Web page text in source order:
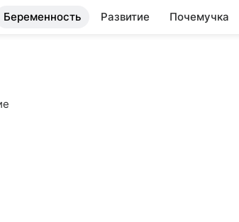
Беременность Развитие Почемучка